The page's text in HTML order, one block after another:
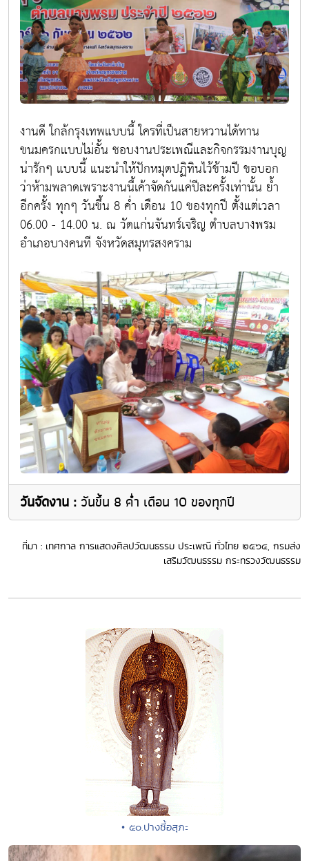
งานดี ใกล้กรุงเทพแบบนี้ ใครที่เป็นสายหวานได้ทาน
ขนมครกแบบไม่อั้น ชอบงานประเพณีและกิจกรรมงานบุญ
น่ารักๆ แบบนี้ แนะนำให้ปักหมุดปฏิทินไว้ข้ามปี ขอบอก
ว่าห้ามพลาดเพราะงานนี้เค้าจัดกันแค่ปีละครั้งเท่านั้น ย้ำ
อีกครั้ง ทุกๆ วันขึ้น 8 ค่ำ เดือน 10 ของทุกปี ตั้งแต่เวลา
06.00 - 14.00 น. ณ วัดแก่นจันทร์เจริญ ตำบลบางพรม
อำเภอบางคนที จังหวัดสมุทรสงคราม
วันจัดงาน : วันขึ้น 8 ค่ำ เดือน 10 ของทุกปี
ที่มา : เทศกาล การแสดงศิลปวัฒนธรรม ประเพณี ทั่วไทย ๒๕๖๔, กรมส่ง
เสริมวัฒนธรรม กระทรวงวัฒนธรรม
• ๕๐.ปางชี้อสุภะ